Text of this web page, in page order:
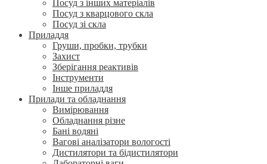
Посуд з інших матеріалів
Посуд з кварцового скла
Посуд зі скла
Приладдя
Груши, пробки, трубки
Захист
Зберігання реактивів
Інструменти
Інше приладдя
Прилади та обладнання
Вимірювання
Обладнання різне
Бані водяні
Вагові аналізатори вологості
Дистилятори та бідистилятори